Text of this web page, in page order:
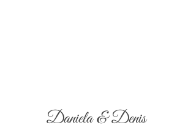
Daniela & Denis